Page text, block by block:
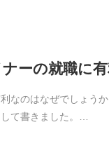
ーの就職に
なのはなぜでしょう
て書きました。…